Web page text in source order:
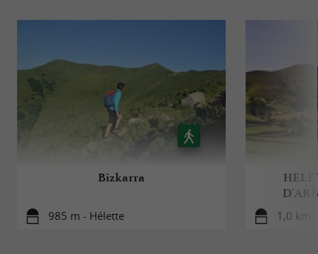
Bizkarra
985 m - Hélette 1,0 km